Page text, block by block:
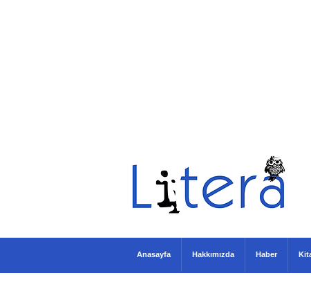
Anasayfa Hakkımızda Haber